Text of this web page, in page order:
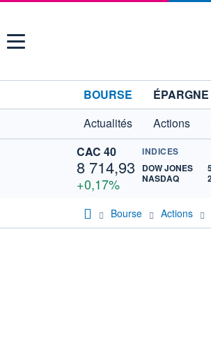
Menu
BOURSE ÉPARGNE
Actualités
Actions
CAC 40
8 714,93
+0,17%
INDICES
DOW JONES
NASDAQ
Bourse Actions